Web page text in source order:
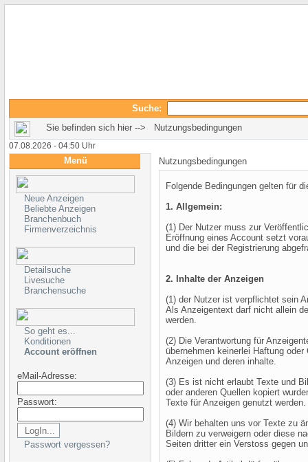
Suche:
Sie befinden sich hier --> Nutzungsbedingungen
07.08.2026 - 04:50 Uhr
Menü
Neue Anzeigen
Beliebte Anzeigen
Branchenbuch
Firmenverzeichnis
Detailsuche
Livesuche
Branchensuche
So geht es...
Konditionen
Account eröffnen
eMail-Adresse:
Passwort:
Passwort vergessen?
Nutzungsbedingungen
Folgende Bedingungen gelten für
1. Allgemein:
(1) Der Nutzer muss zur
Eröffnung eines Account setzt
und die bei der Registrierung
2. Inhalte der Anzeigen
(1) der Nutzer ist verpflichtet sein
Als Anzeigentext darf nicht allein
werden.
(2) Die Verantwortung für
übernehmen keinerlei Haftung
Anzeigen und deren inhalte.
(3) Es ist nicht erlaubt Texte und
oder anderen Quellen kopiert
Texte für Anzeigen genutzt werden.
(4) Wir behalten uns vor Texte zu
Bildern zu verweigern oder diese
Seiten dritter ein Verstoss gegen